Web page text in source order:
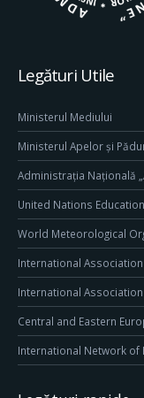
Legături Utile
Ministerul Mediului
Ministerul Apelor și
Administrația Națională
United Nations
World Meteorological
International
International
Central and Eastern
International Network of